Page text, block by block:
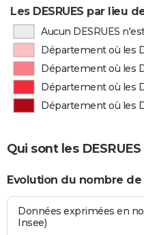
Les DESRUES par lieu
Aucun DESRUES
Département où les
Département où les
Département où les
Département où les
Qui sont les
Evolution du nombre de
Données exprimées en
Insee)